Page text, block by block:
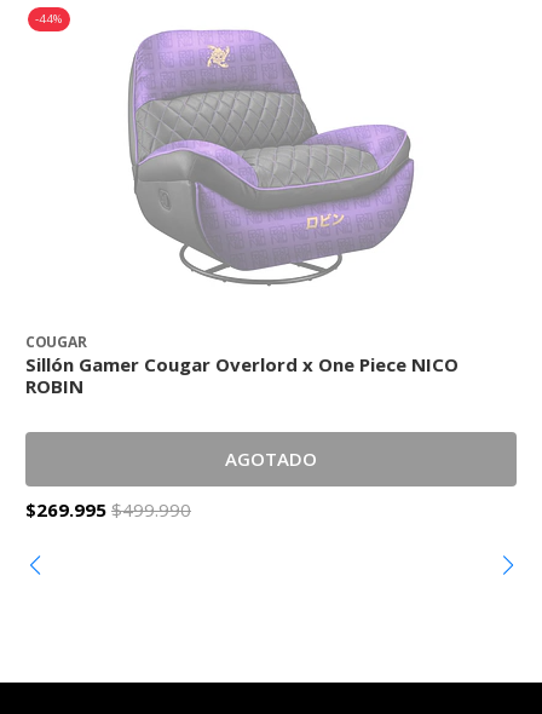
-44%
COUGAR
Sillón Gamer Cougar Overlord x One Piece NICO
ROBIN
AGOTADO
$269.995 $499.990